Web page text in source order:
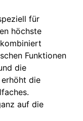
für
höchste
Funktionen
die
erhöht die
auf die